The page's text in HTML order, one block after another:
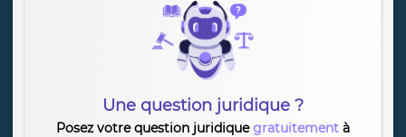
Une question juridique ?
Posez votre question juridiquegratuitement à